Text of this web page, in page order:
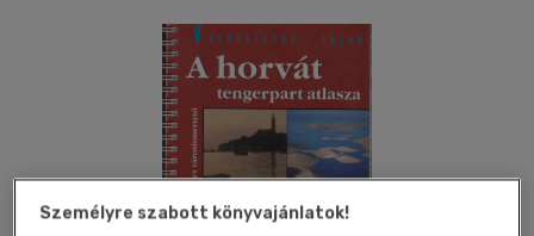
Személyre szabott könyvajánlatok!